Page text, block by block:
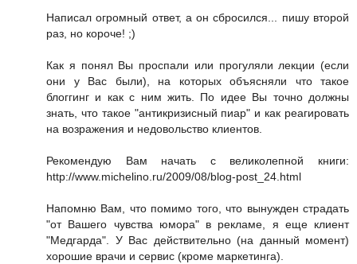
Написал огромный ответ, а он сбросился... пишу второй
раз, но короче! ;)
Как я понял Вы проспали или прогуляли лекции (если
они у Вас были), на которых объясняли что такое
блоггинг и как с ним жить. По идее Вы точно должны
знать, что такое "антикризисный пиар" и как реагировать
на возражения и недовольство клиентов.
Рекомендую Вам начать с великолепной книги:
http://www.michelino.ru/2009/08/blog-post_24.html
Напомню Вам, что помимо того, что вынужден страдать
"от Вашего чувства юмора" в рекламе, я еще клиент
"Медгарда". У Вас действительно (на данный момент)
хорошие врачи и сервис (кроме маркетинга).